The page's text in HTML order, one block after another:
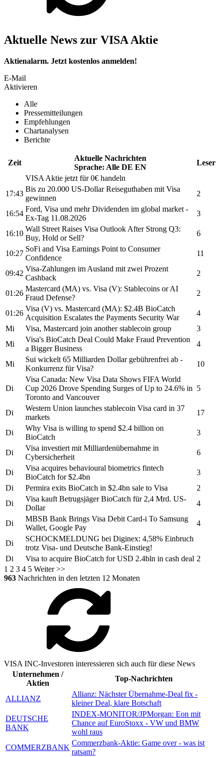
Aktuelle News zur VISA Aktie
Aktienalarm. Jetzt kostenlos anmelden!
E-Mail
Aktivieren
Alle
Pressemitteilungen
Empfehlungen
Chartanalysen
Berichte
Zeit
Aktuelle Nachrichten
Sprache: Alle DE EN
Leser
VISA Aktie jetzt für 0€ handeln
17:43
Bis zu 20.000 US-Dollar Reiseguthaben mit Visa
gewinnen
2
16:54
Ford, Visa und mehr Dividenden im global market -
Ex-Tag 11.08.2026
3
16:10
Wall Street Raises Visa Outlook After Strong Q3:
Buy, Hold or Sell?
6
10:27
SoFi and Visa Earnings Point to Consumer
Confidence
11
09:42
Visa-Zahlungen im Ausland mit zwei Prozent
Cashback
2
01:26
Mastercard (MA) vs. Visa (V): Stablecoins or AI
Fraud Defense?
2
01:26
Visa (V) vs. Mastercard (MA): $2.4B BioCatch
Acquisition Escalates the Payments Security War
4
Mi
Visa, Mastercard join another stablecoin group
3
Mi
Visa's BioCatch Deal Could Make Fraud Prevention
a Bigger Business
4
Mi
Sui wickelt 65 Milliarden Dollar gebührenfrei ab -
Konkurrenz fürVisa?
10
Di
Visa Canada: New Visa Data Shows FIFA World
Cup 2026 Drove Spending Surges of Up to 24.6% in
Toronto and Vancouver
5
Di
Western Union launches stablecoin Visa card in 37
markets
17
Di
Why Visa is willing to spend $2.4 billion on
BioCatch
3
Di
Visa investiert mit Milliardenübernahme in
Cybersicherheit
6
Di
Visa acquires behavioural biometrics fintech
BioCatch for $2.4bn
3
Di
Permira exits BioCatch in $2.4bn sale to Visa
2
Di
Visa kauft Betrugsjäger BioCatch für 2,4 Mrd. US-
Dollar
4
Di
MBSB Bank Brings Visa Debit Card-i To Samsung
Wallet, Google Pay
4
Di
SCHOCKMELDUNG bei Diginex: 4,58% Einbruch
trotz Visa- und Deutsche Bank-Einstieg!
Di
Visa to acquire BioCatch for USD 2.4bln in cash deal 2
1 2 3 4 5 Weiter >>
963 Nachrichten in den letzten 12 Monaten
VISA INC-Investoren interessieren sich auch für diese News
Unternehmen /
Aktien
Top-Nachrichten
ALLIANZ
Allianz: Nächster Übernahme-Deal fix -
kleiner Deal, klare Botschaft
DEUTSCHE
BANK
INDEX-MONITOR/JPMorgan: Eon mit
Chance auf EuroStoxx - VW und BMW
wohl raus
COMMERZBANK
Commerzbank-Aktie: Game over - was ist
ratsam?